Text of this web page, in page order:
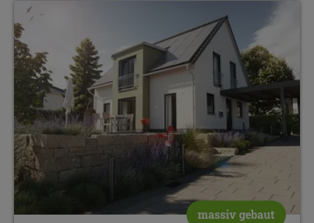
Lichthaus 121
massiv gebaut